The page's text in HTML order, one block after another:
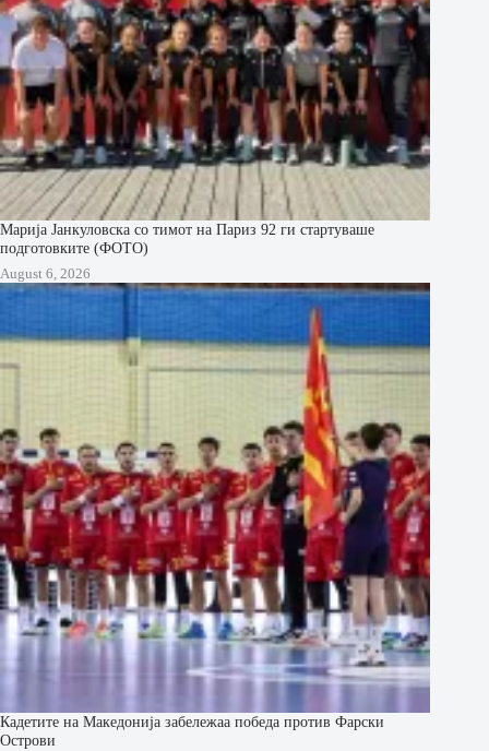
Марија Јанкуловска со тимот на Париз 92 ги стартуваше
подготовките (ФОТО)
August 6, 2026
Кадетите на Македонија забележаа победа против Фарски
Острови